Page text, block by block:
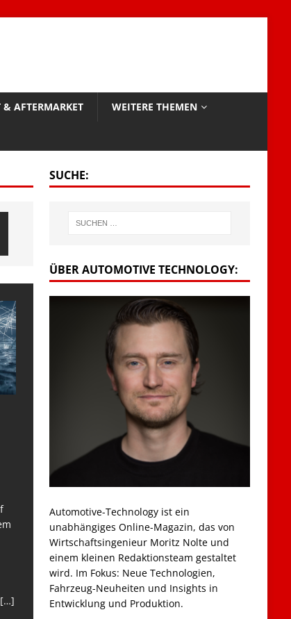
& AFTERMARKET WEITERE THEMEN
[…]
SUCHE:
ÜBER AUTOMOTIVE TECHNOLOGY:
Automotive-Technology ist ein
unabhängiges Online-Magazin, das von
Wirtschaftsingenieur Moritz Nolte und
einem kleinen Redaktionsteam gestaltet
wird. Im Fokus: Neue Technologien,
Fahrzeug-Neuheiten und Insights in
Entwicklung und Produktion.